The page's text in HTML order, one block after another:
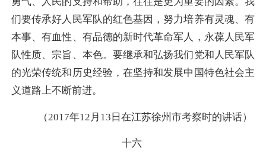
们要传承好人民军队的红色基因，努力培养有灵魂、有
本事、有血性、有品德的新时代革命军人，永葆人民军
队性质、宗旨、本色。要继承和弘扬我们党和人民军队
的光荣传统和历史经验，在坚持和发展中国特色社会主
义道路上不断前进。
（2017年12月13日在江苏徐州市考察时的讲话）
十六